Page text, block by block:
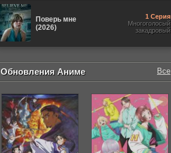
Поверь мне
(2026)
1 Серия
Многоголосый
закадровый
Обновления Аниме Все